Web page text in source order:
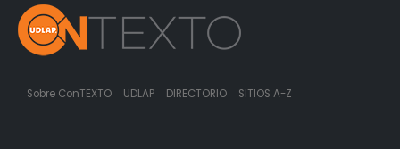
Sobre ConTEXTO UDLAP DIRECTORIO SITIOS A-Z